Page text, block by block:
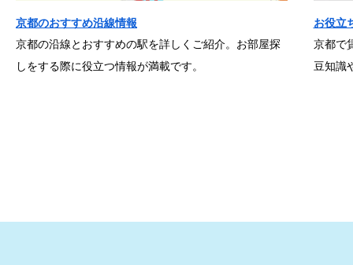
京都のおすすめ沿線情報
京都の沿線とおすすめの駅を詳しくご紹介。お部屋探
しをする際に役立つ情報が満載です。
お役立
京都で
豆知識